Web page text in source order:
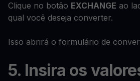
Clique no botão EXCHANGE ao
qual você deseja converter.
Isso abrirá o formulário de
5. Insira os